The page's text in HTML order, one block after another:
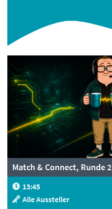
Match & Connect, Runde 2
13:45
Alle Aussteller